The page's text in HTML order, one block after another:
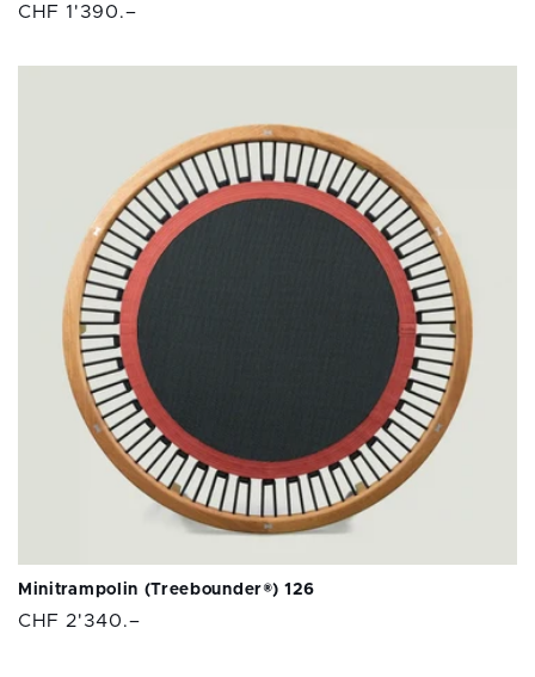
Normaler
CHF 1'390.–
Minitrampolin (Treebounder®) 126
Normaler
CHF 2'340.–